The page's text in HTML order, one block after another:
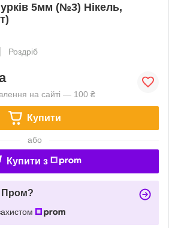
5мм (№3) Нікель,
Роздріб
на сайті — 100 ₴
Купити
або
Купити з
Пром?